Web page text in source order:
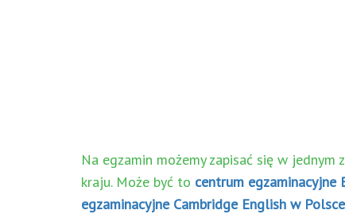
Na egzamin możemy zapisać się w
kraju. Może być to centrum egzaminacyjne
egzaminacyjne Cambridge English w Polsce